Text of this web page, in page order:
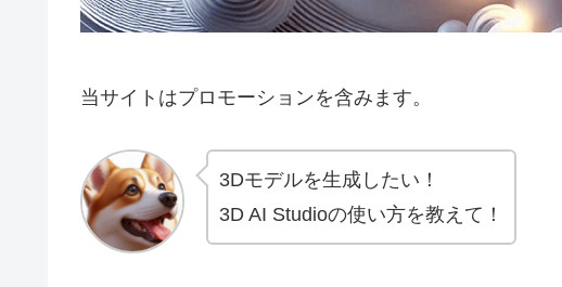
当サイトはプロモーションを含みます。
3Dモデルを生成したい！
3D AI Studioの使い方を教えて！